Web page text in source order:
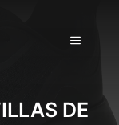
MENU
DE